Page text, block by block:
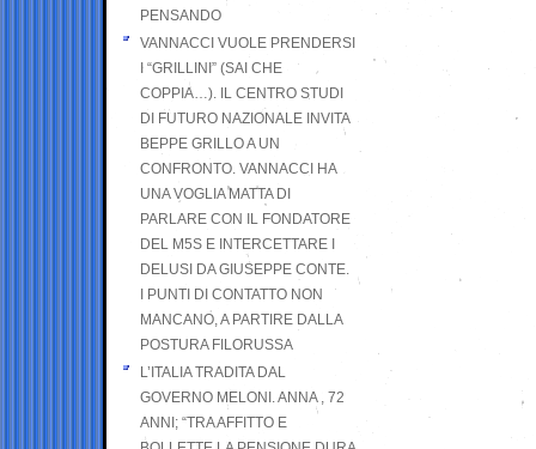
PENSANDO
VANNACCI VUOLE PRENDERSI
I “GRILLINI” (SAI CHE
COPPIA…). IL CENTRO STUDI
DI FUTURO NAZIONALE INVITA
BEPPE GRILLO A UN
CONFRONTO. VANNACCI HA
UNA VOGLIA MATTA DI
PARLARE CON IL FONDATORE
DEL M5S E INTERCETTARE I
DELUSI DA GIUSEPPE CONTE.
I PUNTI DI CONTATTO NON
MANCANO, A PARTIRE DALLA
POSTURA FILORUSSA
L’ITALIA TRADITA DAL
GOVERNO MELONI. ANNA , 72
ANNI; “TRA AFFITTO E